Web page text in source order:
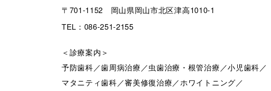
〒701-1152 岡山県岡山市北区津高1010-1
TEL：086-251-2155
＜診療案内＞
予防歯科／歯周病治療／虫歯治療・根管治療／小児歯科／
マタニティ歯科／審美修復治療／ホワイトニング／